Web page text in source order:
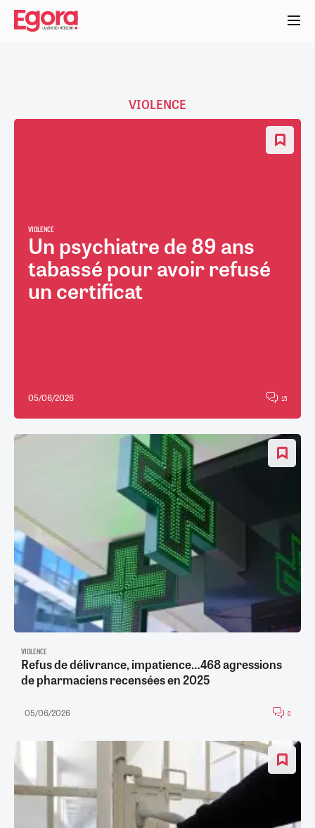
Aller
contenu
VIOLENCE
VIOLENCE
Un psychiatre de 89 ans
tabassé pour avoir refusé
un certificat
05/06/2026 15
VIOLENCE
Refus de délivrance, impatience…468 agressions
de pharmaciens recensées en 2025
05/06/2026 0